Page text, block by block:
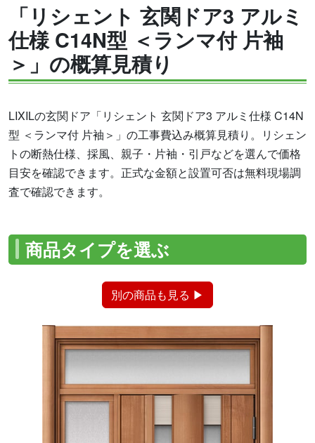
「リシェント 玄関ドア3 アルミ
仕様 C14N型 ＜ランマ付 片袖
＞」の概算見積り
LIXILの玄関ドア「リシェント 玄関ドア3 アルミ仕様 C14N
型 ＜ランマ付 片袖＞」の工事費込み概算見積り。リシェン
トの断熱仕様、採風、親子・片袖・引戸などを選んで価格
目安を確認できます。正式な金額と設置可否は無料現場調
査で確認できます。
商品タイプを選ぶ
別の商品も見る ▶